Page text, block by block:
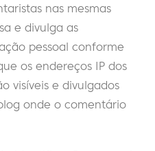
nas mesmas
e divulga as
pessoal conforme
os endereços IP dos
visíveis e divulgados
onde o comentário